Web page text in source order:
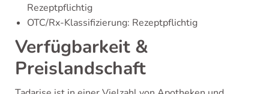
Rezeptpflichtig
OTC/Rx-Klassifizierung: Rezeptpflichtig
Verfügbarkeit &
Preislandschaft